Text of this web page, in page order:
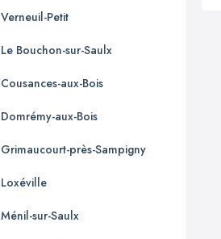
Verneuil-Petit
Le Bouchon-sur-Saulx
Cousances-aux-Bois
Domrémy-aux-Bois
Grimaucourt-près-Sampigny
Loxéville
Ménil-sur-Saulx